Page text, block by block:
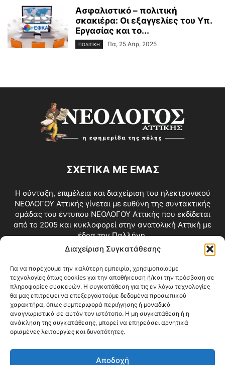
Διαχείριση Συγκατάθεσης
Για να παρέχουμε την καλύτερη εμπειρία, χρησιμοποιούμε
τεχνολογίες όπως cookies για την αποθήκευση ή/και την πρόσβαση σε
πληροφορίες συσκευών. Η συγκατάθεση για τις εν λόγω τεχνολογίες
θα μας επιτρέψει να επεξεργαστούμε δεδομένα προσωπικού
χαρακτήρα, όπως συμπεριφορά περιήγησης ή μοναδικά
αναγνωριστικά σε αυτόν τον ιστότοπο. Η μη συγκατάθεση ή η
ανάκληση της συγκατάθεσης, μπορεί να επηρεάσει αρνητικά
ορισμένες λειτουργίες και δυνατότητες.
Αποδοχή
Ασφαλιστικό – πολιτική
σκακιέρα: Οι εξαγγελίες του Υπ.
Εργασίας και το...
ΠΟΛΙΤΙΚΗ Πα, 25 Απρ, 2025
ΣΧΕΤΙΚΑ ΜΕ ΕΜΑΣ
Η σύνταξη, επιμέλεια και διαχείριση του ηλεκτρονικού
ΝΕΟΛΟΓΟΥ Αττικής γίνεται με ευθύνη της συντακτικής
ομάδας του έντυπου ΝΕΟΛΟΓΟΥ Αττικής που εκδίδεται
από το 2005 και κυκλοφορεί στην ανατολική Αττική με
έδρα την Παλλήνη.
Επικοινωνία:info@neologosattikis.gr
ΑΚΟΛΟΥΘΗΣΕ ΜΑΣ